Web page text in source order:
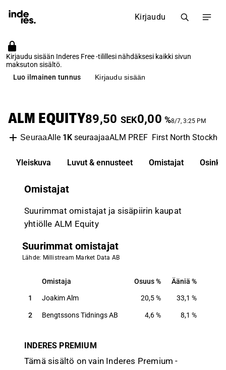
Kirjaudu
Kirjaudu sisään Inderes Free -tilillesi nähdäksesi kaikki sivun
maksuton sisältö.
Luo ilmainen tunnus
Kirjaudu sisään
ALM EQUITY89,50 SEK0,00 %8/7, 3:25 PM
SeuraaAlle 1KseuraajaaALM PREF First North
Yleiskuva Luvut & ennusteet Omistajat Osinko
Omistajat
Suurimmat omistajat ja sisäpiirin kaupat
yhtiölle ALM Equity
Suurimmat omistajat
Lähde: Millistream Market Data AB
Omistaja Osuus Ääniä
Omistaja Osuus Ääniä
1 Joakim Alm 20,5% 33,1 %
2 Bengtssons Tidnings AB 4,6% 8,1 %
INDERES PREMIUM
Tämä sisältö on vain Inderes Premium -